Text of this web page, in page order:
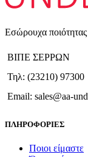
Εσώρουχα ποιότητας
ΒΙΠΕ ΣΕΡΡΩΝ
Τηλ: (23210) 97300
Email: sales@aa-
ΠΛΗΡΟΦΟΡΙΕΣ
Ποιοι είμαστε